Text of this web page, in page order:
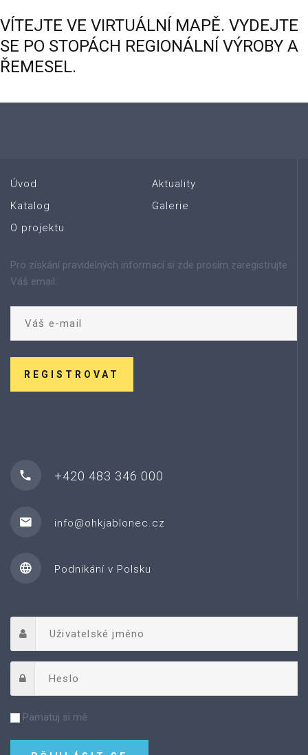
VÍTEJTE VE VIRTUÁLNÍ MAPĚ. VYDEJTE
SE PO STOPÁCH REGIONÁLNÍ VÝROBY A
ŘEMESEL.
Úvod
Katalog
O projektu
Aktuality
Galerie
Pro získání pravidelných informací si zde prosím zaregistrujte
Váš email:
REGISTROVAT
+420 483 346 000
info@ohkjablonec.cz
Podnikání v Polsku
Pamatuj si mě